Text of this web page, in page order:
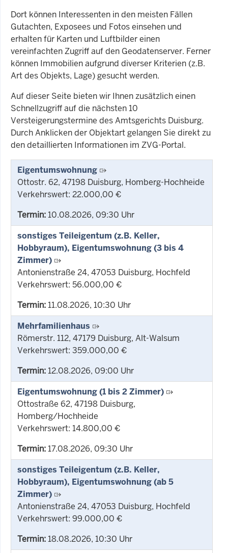
Dort können Interessenten in den meisten Fällen
Gutachten, Exposees und Fotos einsehen und
erhalten für Karten und Luftbilder einen
vereinfachten Zugriff auf den Geodatenserver. Ferner
können Immobilien aufgrund diverser Kriterien (z.B.
Art des Objekts, Lage) gesucht werden.
Auf dieser Seite bieten wir Ihnen zusätzlich einen
Schnellzugriff auf die nächsten 10
Versteigerungstermine des Amtsgerichts Duisburg.
Durch Anklicken der Objektart gelangen Sie direkt zu
den detaillierten Informationen im ZVG-Portal.
Eigentumswohnung
Ottostr. 62, 47198 Duisburg, Homberg-Hochheide
Verkehrswert: 22.000,00 €
Termin:10.08.2026, 09:30 Uhr
sonstiges Teileigentum (z.B. Keller,
Hobbyraum), Eigentumswohnung (3 bis 4
Zimmer)
Antonienstraße 24, 47053 Duisburg, Hochfeld
Verkehrswert: 56.000,00 €
Termin:11.08.2026, 10:30 Uhr
Mehrfamilienhaus
Römerstr. 112, 47179 Duisburg, Alt-Walsum
Verkehrswert: 359.000,00 €
Termin:12.08.2026, 09:00 Uhr
Eigentumswohnung (1 bis 2 Zimmer)
Ottostraße 62, 47198 Duisburg,
Homberg/Hochheide
Verkehrswert: 14.800,00 €
Termin:17.08.2026, 09:30 Uhr
sonstiges Teileigentum (z.B. Keller,
Hobbyraum), Eigentumswohnung (ab 5
Zimmer)
Antonienstraße 24, 47053 Duisburg, Hochfeld
Verkehrswert: 99.000,00 €
Termin:18.08.2026, 10:30 Uhr